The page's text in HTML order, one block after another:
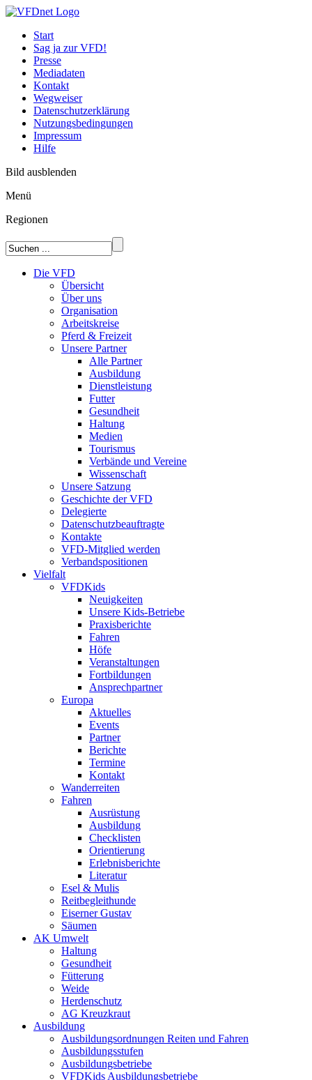
Start
Sag ja zur VFD!
Presse
Mediadaten
Kontakt
Wegweiser
Datenschutzerklärung
Nutzungsbedingungen
Impressum
Hilfe
Bild ausblenden
Menü
Regionen
Die VFD
Übersicht
Über uns
Organisation
Arbeitskreise
Pferd & Freizeit
Unsere Partner
Alle Partner
Ausbildung
Dienstleistung
Futter
Gesundheit
Haltung
Medien
Tourismus
Verbände und Vereine
Wissenschaft
Unsere Satzung
Geschichte der VFD
Delegierte
Datenschutzbeauftragte
Kontakte
VFD-Mitglied werden
Verbandspositionen
Vielfalt
VFDKids
Neuigkeiten
Unsere Kids-Betriebe
Praxisberichte
Fahren
Höfe
Veranstaltungen
Fortbildungen
Ansprechpartner
Europa
Aktuelles
Events
Partner
Berichte
Termine
Kontakt
Wanderreiten
Fahren
Ausrüstung
Ausbildung
Checklisten
Orientierung
Erlebnisberichte
Literatur
Esel & Mulis
Reitbegleithunde
Eiserner Gustav
Säumen
AK Umwelt
Haltung
Gesundheit
Fütterung
Weide
Herdenschutz
AG Kreuzkraut
Ausbildung
Ausbildungsordnungen Reiten und Fahren
Ausbildungsstufen
Ausbildungsbetriebe
VFDKids Ausbildungsbetriebe